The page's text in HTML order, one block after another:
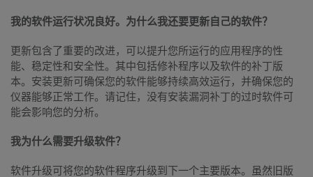
我的软件运行状况良好。为什么我还要更新自己的软件？
更新包含了重要的改进，可以提升您所运行的应用程序的性
能、稳定性和安全性。其中包括修补程序以及软件的补丁版
本。安装更新可确保您的软件能够持续高效运行，并确保您的
仪器能够正常工作。请记住，没有安装漏洞补丁的过时软件可
能会影响您的分析。
我为什么需要升级软件？
软件升级可将您的软件程序升级到下一个主要版本。虽然旧版